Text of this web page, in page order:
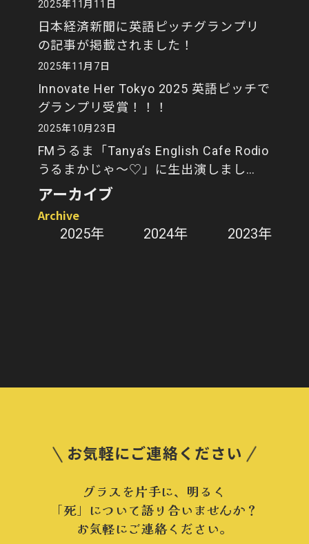
2025年11月11日
日本経済新聞に英語ピッチグランプリ
の記事が掲載されました！
2025年11月7日
Innovate Her Tokyo 2025 英語ピッチで
グランプリ受賞！！！
2025年10月23日
FMうるま「Tanya’s English Cafe Rodio
うるまかじゃ～♡」に生出演しまし
た！
アーカイブ
Archive
2025年
2024年 2023年
お気軽にご連絡ください
グラスを片手に、明るく
「死」について語り合いませんか？
お気軽にご連絡ください。